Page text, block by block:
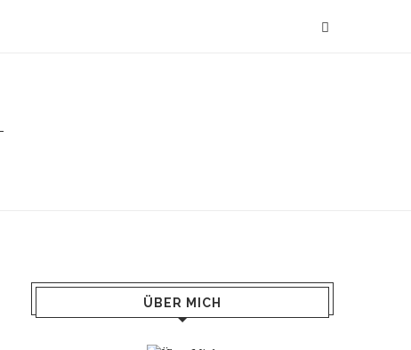
ÜBER MICH